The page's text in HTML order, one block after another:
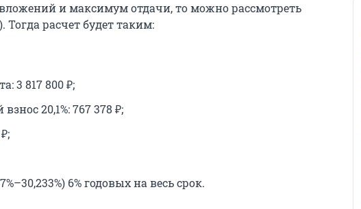
и максимум отдачи, то можно рассмотреть
расчет будет таким:
3 817 800 ₽;
20,1%: 767 378 ₽;
6% годовых на весь срок.